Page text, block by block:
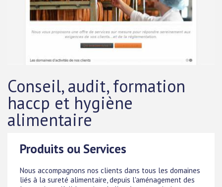
Conseil, audit, formation
haccp et hygiène
alimentaire
Produits ou Services
Nous accompagnons nos clients dans tous les domaines
liés à la sureté alimentaire, depuis l'aménagement des